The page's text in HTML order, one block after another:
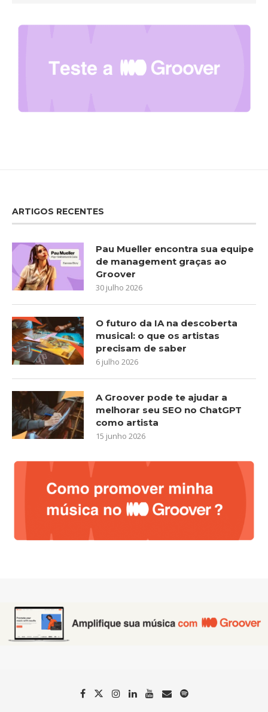
ARTIGOS RECENTES
Pau Mueller encontra sua equipe
de management graças ao
Groover
30 julho 2026
O futuro da IA na descoberta
musical: o que os artistas
precisam de saber
6 julho 2026
A Groover pode te ajudar a
melhorar seu SEO no ChatGPT
como artista
15 junho 2026